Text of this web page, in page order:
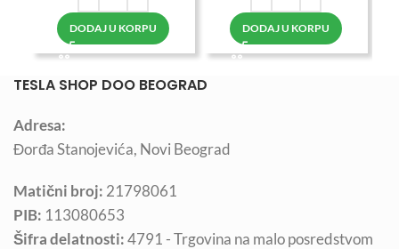
DODAJ U KORPU DODAJ U KORPU
TESLA SHOP DOO BEOGRAD
Adresa:
Đorđa Stanojevića, Novi Beograd
Matični broj: 21798061
PIB: 113080653
Šifra delatnosti:4791 - Trgovina na malo posredstvom